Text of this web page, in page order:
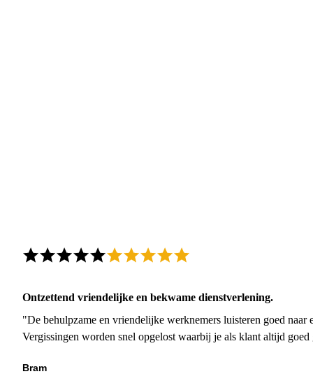
Ontzettend vriendelijke en bekwame dienstverlening.
"De behulpzame en vriendelijke werknemers luisteren goed naar
Vergissingen worden snel opgelost waarbij je als klant altijd
Bram